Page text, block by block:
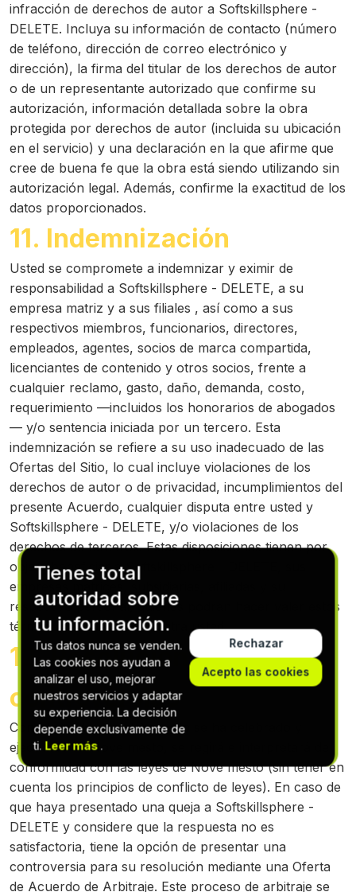
infracción de derechos de autor a Softskillsphere -
DELETE. Incluya su información de contacto (número
de teléfono, dirección de correo electrónico y
dirección), la firma del titular de los derechos de autor
o de un representante autorizado que confirme su
autorización, información detallada sobre la obra
protegida por derechos de autor (incluida su ubicación
en el servicio) y una declaración en la que afirme que
cree de buena fe que la obra está siendo utilizando sin
autorización legal. Además, confirme la exactitud de los
datos proporcionados.
11. Indemnización
Usted se compromete a indemnizar y eximir de
responsabilidad a Softskillsphere - DELETE, a su
empresa matriz y a sus filiales , así como a sus
respectivos miembros, funcionarios, directores,
empleados, agentes, socios de marca compartida,
licenciantes de contenido y otros socios, frente a
cualquier reclamo, gasto, daño, demanda, costo,
requerimiento —incluidos los honorarios de abogados
— y/o sentencia iniciada por un tercero. Esta
indemnización se refiere a su uso inadecuado de las
Ofertas del Sitio, lo cual incluye violaciones de los
derechos de autor o de privacidad, incumplimientos del
presente Acuerdo, cualquier disputa entre usted y
Softskillsphere - DELETE, y/o violaciones de los
derechos de terceros. Estas disposiciones tienen por
objeto beneficiar a Softskillsphere - DELETE, sus
empresas matrices, subsidiarias, afiliadas y su
respectivo personal, quienes podrán hacer valer estos
términos directamente contra usted.
12. Resolución de
controversias
Considerando que el Acuerdo se ha celebrado y
ejecutado en Nove mesto, se regirá e interpretará de
conformidad con las leyes de Nove mesto (sin tener en
cuenta los principios de conflicto de leyes). En caso de
que haya presentado una queja a Softskillsphere -
DELETE y considere que la respuesta no es
satisfactoria, tiene la opción de presentar una
controversia para su resolución mediante una Oferta
de Acuerdo de Arbitraje. Este proceso de arbitraje se
Tienes total
autoridad sobre
tu información.
Tus datos nunca se venden.
Las cookies nos ayudan a
analizar el uso, mejorar
nuestros servicios y adaptar
su experiencia. La decisión
depende exclusivamente de
ti. Leer más .
Rechazar
Acepto las cookies